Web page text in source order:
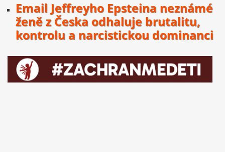
Email Jeffreyho Epsteina neznámé
ženě z Česka odhaluje brutalitu,
kontrolu a narcistickou dominanci